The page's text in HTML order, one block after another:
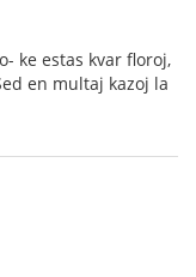
ke estas kvar floroj,
en multaj kazoj la